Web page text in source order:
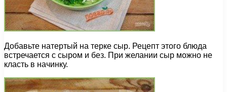
Добавьте натертый на терке сыр. Рецепт этого блюда
встречается с сыром и без. При желании сыр можно не
класть в начинку.